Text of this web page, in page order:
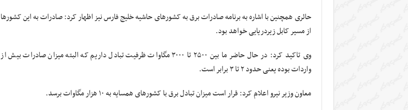
حائری همچنین با اشاره به برنامه صادرات برق به کشورهای حاشیه خلیج فارس نیز اظهار کرد: صادرات به این کشورها
از مسیر کابل زیردریایی خواهد بود.
وی تاکید کرد: در حال حاضر ما بین ۲۵۰۰ تا ۳۰۰۰ مگاوات ظرفیت تبادل داریم که البته میزان صادرات بیش از
واردات بوده یعنی حدود ۲ تا ۳ برابر است.
معاون وزیر نیرو اعلام کرد: قرار است میزان تبادل برق با کشورهای همسایه به ۱۰ هزار مگاوات برسد.